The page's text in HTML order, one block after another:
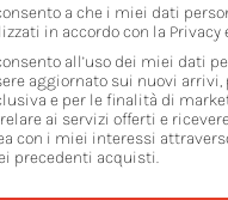
a che i miei dati
in accordo con la Privacy
all’uso dei miei dati
aggiornato sui nuovi
e per le finalità di
ai servizi offerti e
con i miei interessi
precedenti acquisti.